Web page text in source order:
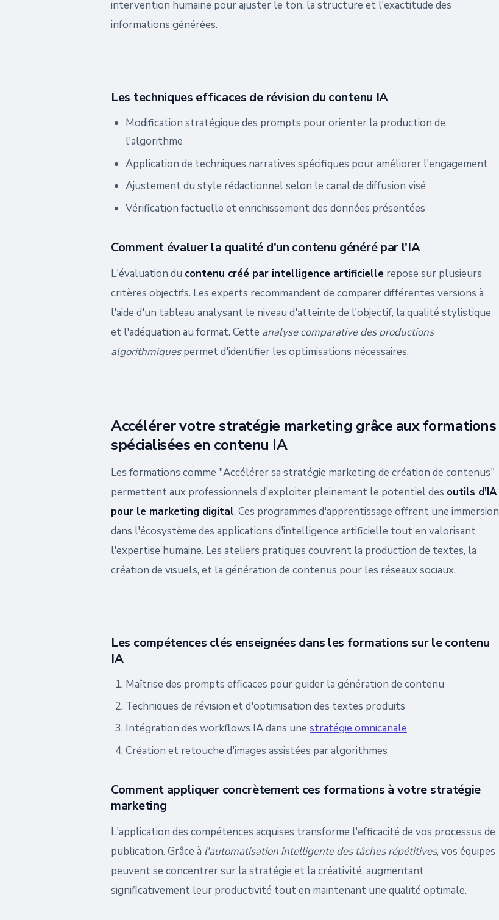
intervention humaine pour ajuster le ton, la structure et l'exactitude des
informations générées.
Les techniques efficaces de révision du contenu IA
Modification stratégique des prompts pour orienter la production de
l'algorithme
Application de techniques narratives spécifiques pour améliorer l'engagement
Ajustement du style rédactionnel selon le canal de diffusion visé
Vérification factuelle et enrichissement des données présentées
Comment évaluer la qualité d'un contenu généré par l'IA
L'évaluation du contenu créé par intelligence artificielle repose sur plusieurs
critères objectifs. Les experts recommandent de comparer différentes versions à
l'aide d'un tableau analysant le niveau d'atteinte de l'objectif, la qualité stylistique
et l'adéquation au format. Cette analyse comparative des productions
algorithmiquespermet d'identifier les optimisations nécessaires.
Accélérer votre stratégie marketing grâce aux formations
spécialisées en contenu IA
Les formations comme "Accélérer sa stratégie marketing de création de contenus"
permettent aux professionnels d'exploiter pleinement le potentiel des outils d'IA
pour le marketing digital. Ces programmes d'apprentissage offrent une immersion
dans l'écosystème des applications d'intelligence artificielle tout en valorisant
l'expertise humaine. Les ateliers pratiques couvrent la production de textes, la
création de visuels, et la génération de contenus pour les réseaux sociaux.
Les compétences clés enseignées dans les formations sur le contenu
IA
Maîtrise des prompts efficaces pour guider la génération de contenu
Techniques de révision et d'optimisation des textes produits
Intégration des workflows IA dans une stratégie omnicanale
Création et retouche d'images assistées par algorithmes
Comment appliquer concrètement ces formations à votre stratégie
marketing
L'application des compétences acquises transforme l'efficacité de vos processus de
publication. Grâce à l'automatisation intelligente des tâches répétitives, vos équipes
peuvent se concentrer sur la stratégie et la créativité, augmentant
significativement leur productivité tout en maintenant une qualité optimale.